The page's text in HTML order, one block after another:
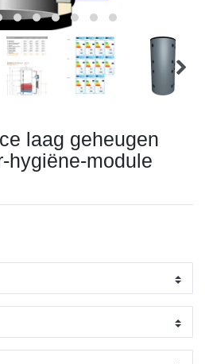
laag geheugen
hygiëne-module